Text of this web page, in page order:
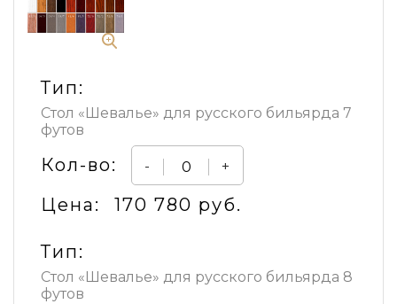
Тип:
Стол «Шевалье» для русского бильярда 7
футов
Кол-во: - +
Цена: 170 780 руб.
Тип:
Стол «Шевалье» для русского бильярда 8
футов